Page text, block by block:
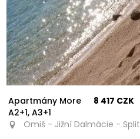
Apartmány More
A2+1, A3+1
8 417 CZK
Omiš - Jižní Dalmácie - Split